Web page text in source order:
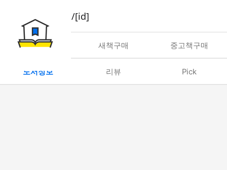
book/rent/[id]
대여 새책구매 중고책구매
도서정보 리뷰 Pick